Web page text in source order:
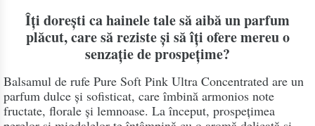
Îți dorești ca hainele tale să aibă un parfum
plăcut, care să reziste și să îți ofere mereu o
senzație de prospețime?
Balsamul de rufe Pure Soft Pink Ultra Concentrated are un
parfum dulce și sofisticat, care îmbină armonios note
fructate, florale și lemnoase. La început, prospețimea